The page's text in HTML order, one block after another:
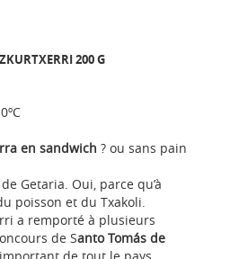
200 G
en sandwich ? ou sans pain
Getaria. Oui, parce qu’à
poisson et du Txakoli.
a remporté à plusieurs
de Santo Tomás de